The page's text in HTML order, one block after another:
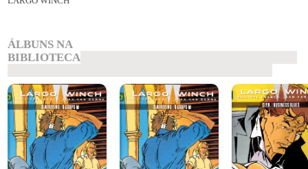
ÁLBUNS NA
BIBLIOTECA